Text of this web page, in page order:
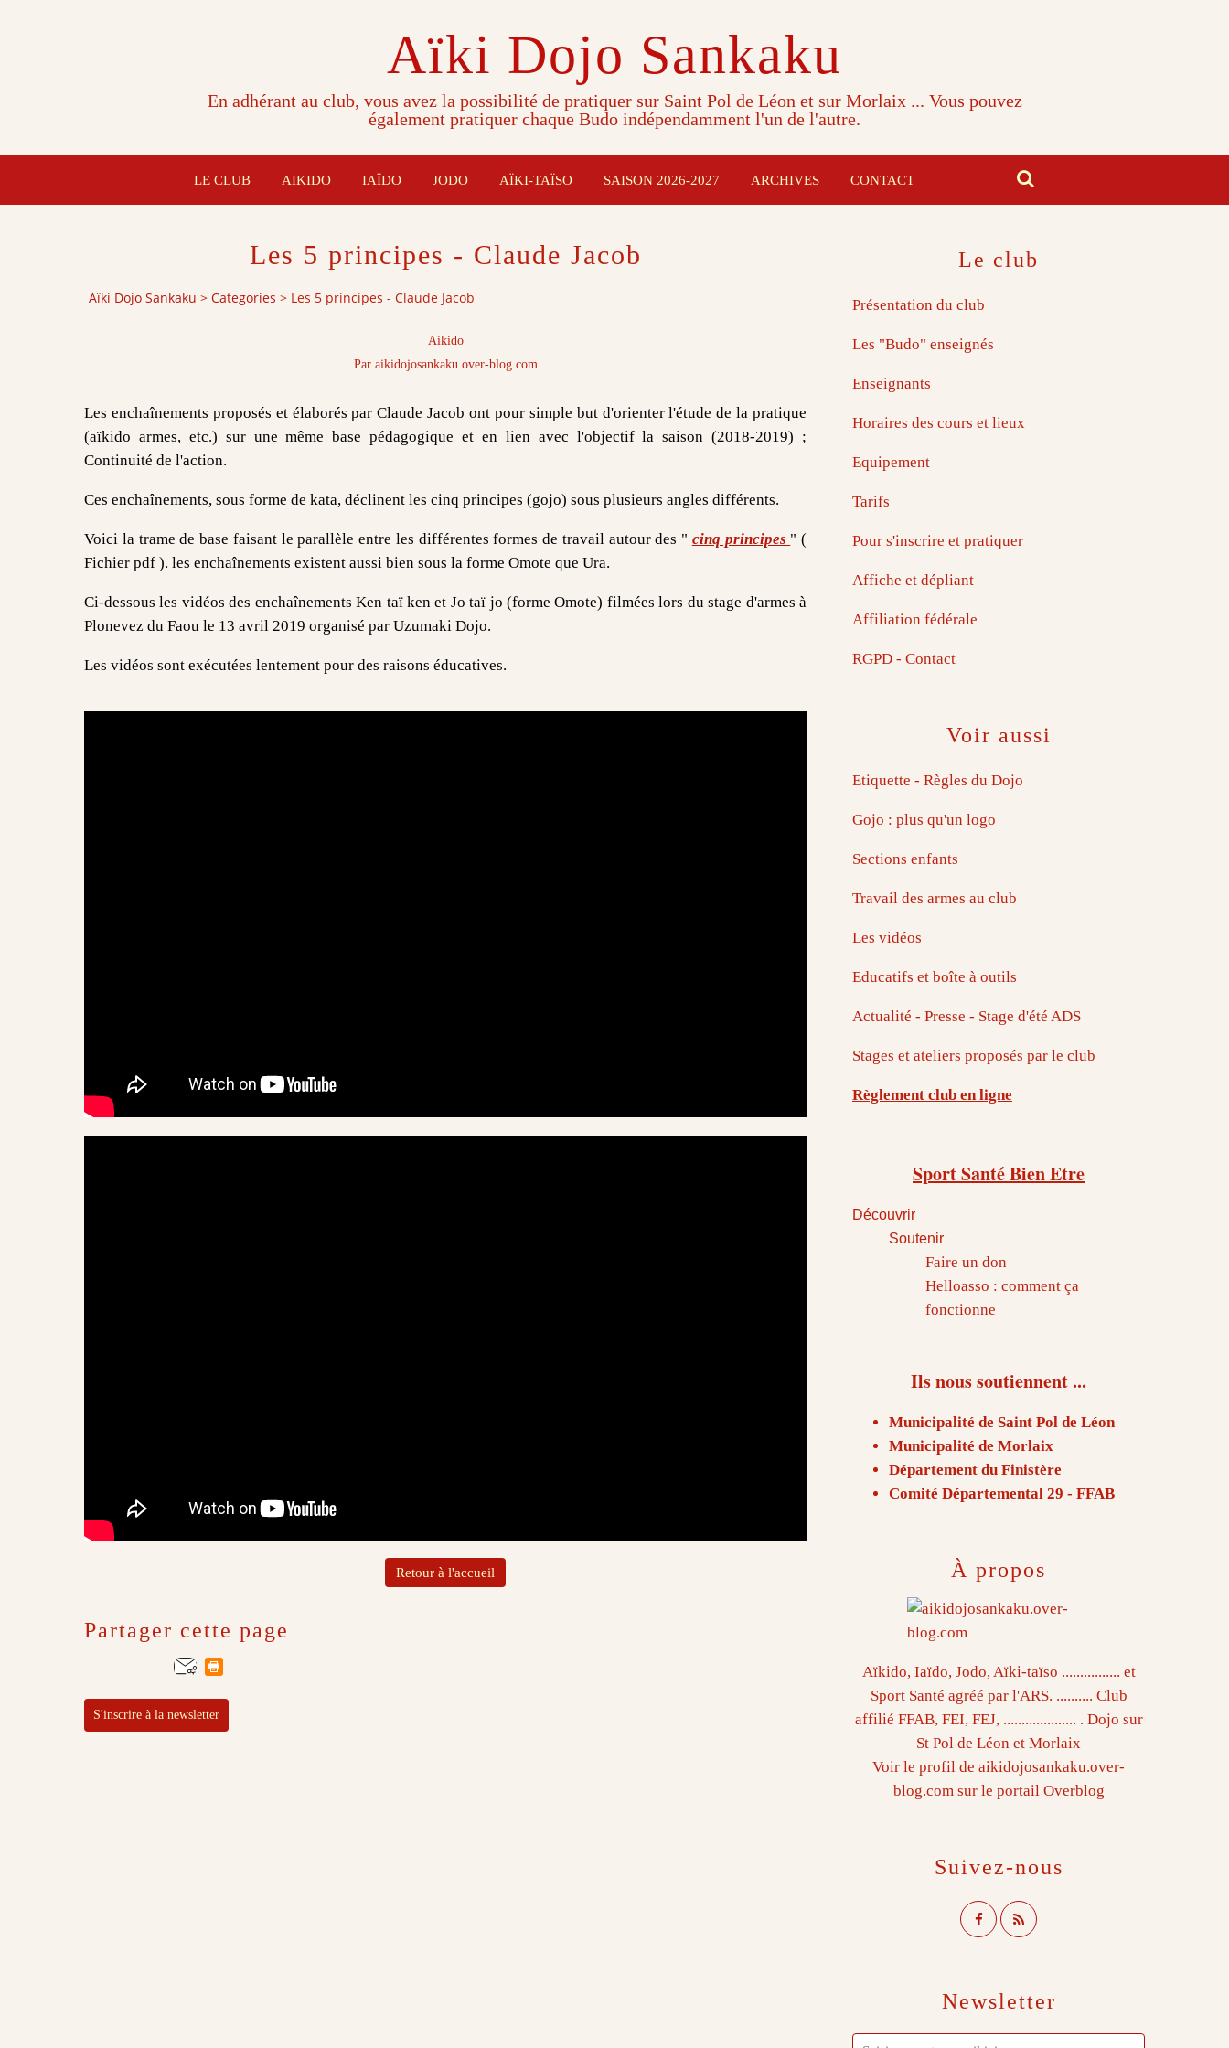
Aïki Dojo Sankaku
En adhérant au club, vous avez la possibilité de pratiquer sur Saint Pol de Léon et sur Morlaix ... Vous pouvez
également pratiquer chaque Budo indépendamment l'un de l'autre.
LE CLUB AIKIDO IAÏDO JODO AÏKI-TAÏSO SAISON 2026-2027 ARCHIVES CONTACT
Les 5 principes - Claude Jacob
Aïki Dojo Sankaku > Categories > Les 5 principes - Claude Jacob
Aikido
Par aikidojosankaku.over-blog.com
Les enchaînements proposés et élaborés par Claude Jacob ont pour simple but d'orienter l'étude de la pratique
(aïkido armes, etc.) sur une même base pédagogique et en lien avec l'objectif la saison (2018-2019) ;
Continuité de l'action.
Ces enchaînements, sous forme de kata, déclinent les cinq principes (gojo) sous plusieurs angles différents.
Voici la trame de base faisant le parallèle entre les différentes formes de travail autour des " cinq principes " (
Fichier pdf ). les enchaînements existent aussi bien sous la forme Omote que Ura.
Ci-dessous les vidéos des enchaînements Ken taï ken et Jo taï jo (forme Omote) filmées lors du stage d'armes à
Plonevez du Faou le 13 avril 2019 organisé par Uzumaki Dojo.
Les vidéos sont exécutées lentement pour des raisons éducatives.
Retour à l'accueil
Partager cette page
S'inscrire à la newsletter
Newsletter
Suivez-nous
À propos
Aïkido, Iaïdo, Jodo, Aïki-taïso ................ et
Sport Santé agréé par l'ARS. .......... Club
affilié FFAB, FEI, FEJ, .................... . Dojo sur
St Pol de Léon et Morlaix
Voir le profil de aikidojosankaku.over-
blog.comsur le portail Overblog
Le club
Présentation du club
Les "Budo" enseignés
Enseignants
Horaires des cours et lieux
Equipement
Tarifs
Pour s'inscrire et pratiquer
Affiche et dépliant
Affiliation fédérale
RGPD - Contact
Voir aussi
Etiquette - Règles du Dojo
Gojo : plus qu'un logo
Sections enfants
Travail des armes au club
Les vidéos
Educatifs et boîte à outils
Actualité - Presse - Stage d'été ADS
Stages et ateliers proposés par le club
Règlement club en ligne
Sport Santé Bien Etre
Découvrir
Soutenir
Faire un don
Helloasso : comment ça
fonctionne
Ils nous soutiennent ...
Municipalité de Saint Pol de Léon
Municipalité de Morlaix
Département du Finistère
Comité Départemental 29 - FFAB